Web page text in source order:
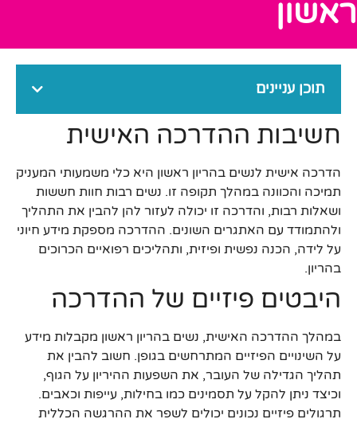
ראשון
תוכן עניינים
חשיבות ההדרכה האישית
הדרכה אישית לנשים בהריון ראשון היא כלי משמעותי המעניק
תמיכה והכוונה במהלך תקופה זו. נשים רבות חוות חששות
ושאלות רבות, והדרכה זו יכולה לעזור להן להבין את התהליך
ולהתמודד עם האתגרים השונים. ההדרכה מספקת מידע חיוני
על לידה, הכנה נפשית ופיזית, ותהליכים רפואיים הכרוכים
בהריון.
היבטים פיזיים של ההדרכה
במהלך ההדרכה האישית, נשים בהריון ראשון מקבלות מידע
על השינויים הפיזיים המתרחשים בגופן. חשוב להבין את
תהליך הגדילה של העובר, את השפעות ההיריון על הגוף,
וכיצד ניתן להקל על תסמינים כמו בחילות, עייפות וכאבים.
תרגולים פיזיים נכונים יכולים לשפר את ההרגשה הכללית